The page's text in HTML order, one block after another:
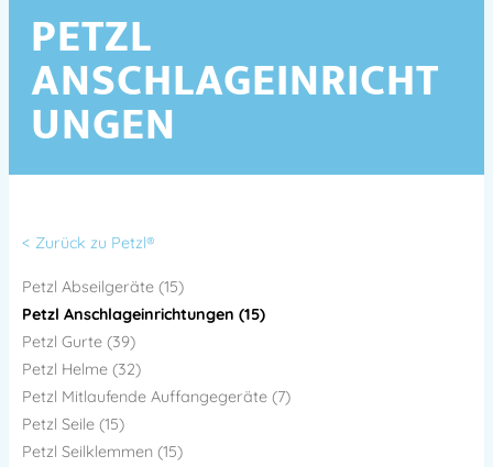
PETZL
ANSCHLAGEINRICHT
UNGEN
< Zurück zu Petzl®
Petzl Abseilgeräte (15)
Petzl Anschlageinrichtungen (15)
Petzl Gurte (39)
Petzl Helme (32)
Petzl Mitlaufende Auffangegeräte (7)
Petzl Seile (15)
Petzl Seilklemmen (15)